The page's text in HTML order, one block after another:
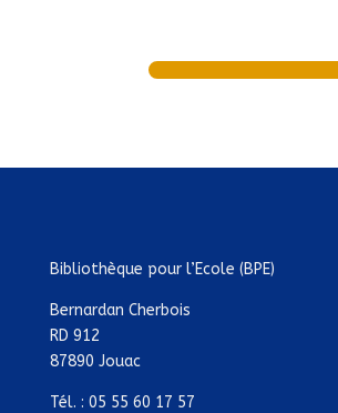
Bibliothèque pour l’Ecole (BPE)
Bernardan Cherbois
RD 912
87890 Jouac
Tél. : 05 55 60 17 57